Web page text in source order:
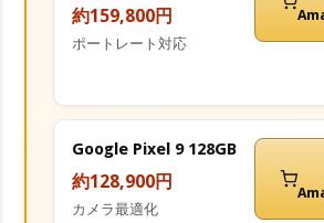
約159,800円
ポートレート対応
Google Pixel 9 128GB
約128,900円
カメラ最適化